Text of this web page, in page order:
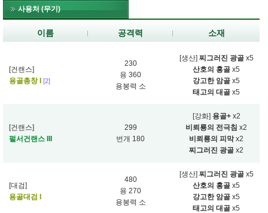
사용처 (무기)
이름 공격력 소재
[건랜스]
용골총창 I
[2]
230
용 360
용봉력 소
[생산] 찌그러진 광골x5
산호의 홍골 x5
강고한 암골 x5
태고의 대골 x5
[건랜스]
펄서건랜스 III
299
번개 180
[강화] 용골+x2
비뢰룡의 전극침 x2
비뢰룡의 피막x2
찌그러진 광골 x2
[대검]
용골대검 I
480
용 270
용봉력 소
[생산] 찌그러진 광골x5
산호의 홍골 x5
강고한 암골 x5
태고의 대골 x5